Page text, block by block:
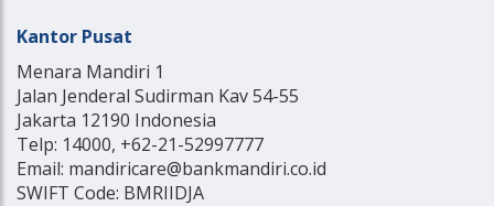
Kantor Pusat
Menara Mandiri 1
Jalan Jenderal Sudirman Kav 54-55
Jakarta 12190 Indonesia
Telp: 14000, +62-21-52997777
Email: mandiricare@bankmandiri.co.id
SWIFT Code: BMRIIDJA